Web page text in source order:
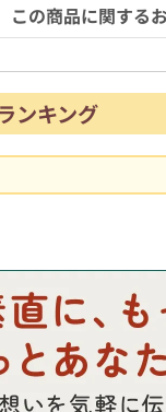
この商品に関する
ンキング